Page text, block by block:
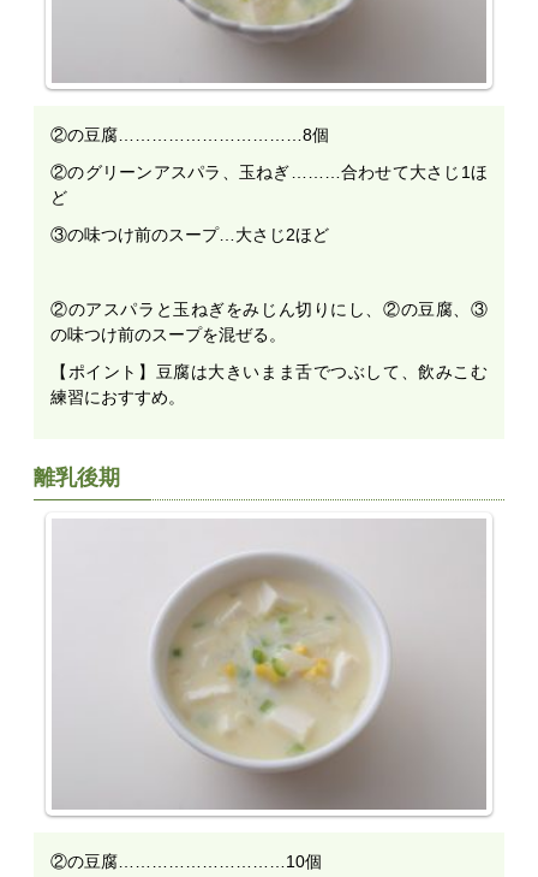
②の豆腐……………………………8個
②のグリーンアスパラ、玉ねぎ………合わせて大さじ1ほ
ど
③の味つけ前のスープ…大さじ2ほど
②のアスパラと玉ねぎをみじん切りにし、②の豆腐、③
の味つけ前のスープを混ぜる。
【ポイント】豆腐は大きいまま舌でつぶして、飲みこむ
練習におすすめ。
離乳後期
②の豆腐…………………………10個